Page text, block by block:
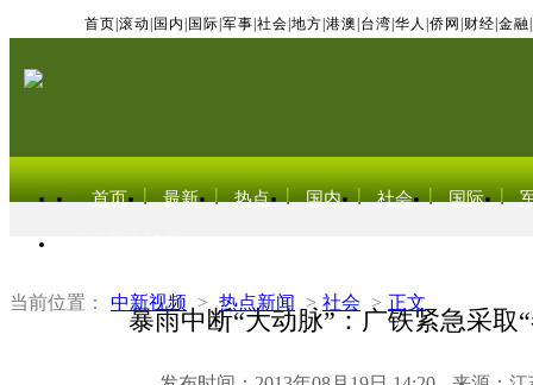
首页 滚动 国内 国际 军事 社会 地方 港澳 台湾 华人 侨网 财经 金融
首页 最新 热点 国内 社会 国际
当前位置： 中新视频 > 热点新闻 > 社会 > 正文
暴雨中断“大动脉”：广铁紧急采取